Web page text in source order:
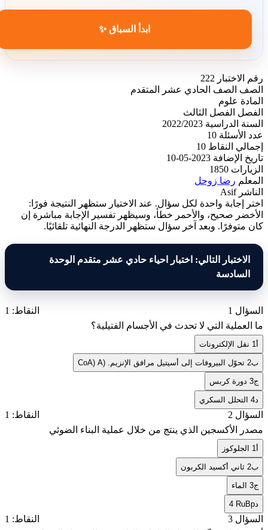
ابدأ السباق ✨
رقم الاختبار 222
الصف
الصف الحادي عشر المتقدم
المادة
علوم
الفصل
الفصل الثالث
السنة الدراسية 2022/2023
عدد الأسئلة 10
إجمالي النقاط 10
تاريخ الإضافة 2023-05-10
الزيارات 1850
المعلم رضا زوحل
الناشر Asif
اختر إجابة واحدة لكل سؤال. عند الاختيار ستظهر النتيجة فورًا:
الأخضر صحيح، والأحمر خطأ، وسيظهر تفسير الإجابة مباشرة إن
كان متوفرًا. وبعد آخر سؤال ستظهر الدرجة النهائية تلقائيًا.
الاختبار التالي: اختبار احياء حادي عشر متقدم الوحدة
السادسة
السؤال 1
النقاط: 1
ما العملية التي لا تحدث في الأجسام الفتيلية؟
1 نقل الإلكترونات
ب2 تحوّل البيروفات إلى أسيتيل مرافق الإنزيم. (CoA) A
ج3 دورة كربس
4 التحلل السكري
السؤال 2
النقاط: 1
مصدر الأكسجين الذي ينتج من خلال عملية البناء الضوئي
1 الجلوكوز
ب2 ثاني أكسيد الكربون
ج3 الماء
4 RuBp
السؤال 3
النقاط: 1